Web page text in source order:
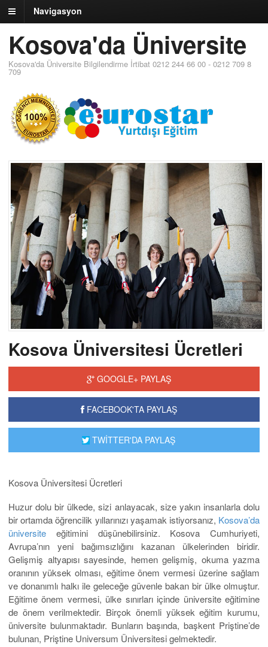
Navigasyon
Kosova'da Üniversite
Kosova'da Üniversite Bilgilendirme İrtibat 0212 244 66 00 - 0212 709 8
709
Kosova Üniversitesi Ücretleri
GOOGLE+ PAYLAŞ
FACEBOOK'TA PAYLAŞ
TWİTTER'DA PAYLAŞ
Kosova Üniversitesi Ücretleri
Huzur dolu bir ülkede, sizi anlayacak, size yakın insanlarla dolu
bir ortamda öğrencilik yıllarınızı yaşamak istiyorsanız, Kosova’da
üniversite eğitimini düşünebilirsiniz. Kosova Cumhuriyeti,
Avrupa’nın yeni bağımsızlığını kazanan ülkelerinden biridir.
Gelişmiş altyapısı sayesinde, hemen gelişmiş, okuma yazma
oranının yüksek olması, eğitime önem vermesi üzerine sağlam
ve donanımlı halkı ile geleceğe güvenle bakan bir ülke olmuştur.
Eğitime önem vermesi, ülke sınırları içinde üniversite eğitimine
de önem verilmektedir. Birçok önemli yüksek eğitim kurumu,
üniversite bulunmaktadır. Bunların başında, başkent Priştine’de
bulunan, Priştine Universum Üniversitesi gelmektedir.